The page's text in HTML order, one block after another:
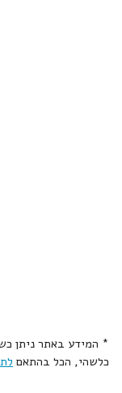
* המידע באתר ניתן
כלשהי, הכל בהתאם